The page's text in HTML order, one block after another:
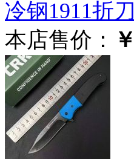
冷钢1911折刀
本店售价：